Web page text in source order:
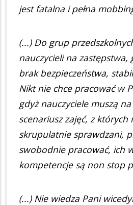
jest fatalna i pełna
(...) Do grup
nauczycieli na zastępstwa,
brak bezpieczeństwa,
Nikt nie chce pracować w
gdyż nauczyciele muszą
scenariusz zajęć, z których
skrupulatnie sprawdzani,
swobodnie pracować, ich
kompetencje są non stop
(...) Nie wiedza Pani